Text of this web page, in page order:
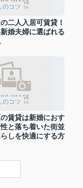
のコツ
二人入居可賃貸！
婚夫婦に選ばれる
のコツ
賃貸は新婚におす
と落ち着いた街並
しを快適にする方